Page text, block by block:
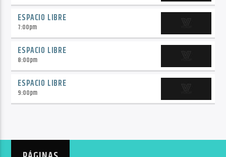
ESPACIO LIBRE
7:00pm
ESPACIO LIBRE
8:00pm
ESPACIO LIBRE
9:00pm